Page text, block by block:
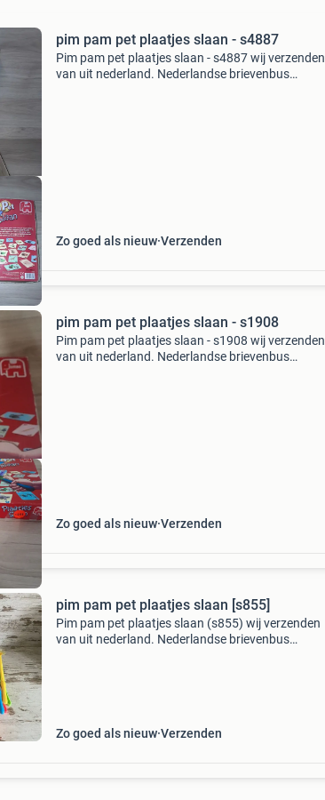
pim pam pet plaatjes slaan - s4887
Pim pam pet plaatjes slaan - s4887 wij verzenden
van uit nederland. Nederlandse brievenbus
Zo goed als nieuw Verzenden
pim pam pet plaatjes slaan - s1908
Pim pam pet plaatjes slaan - s1908 wij verzenden
van uit nederland. Nederlandse brievenbus
Zo goed als nieuw Verzenden
pim pam pet plaatjes slaan [s855]
Pim pam pet plaatjes slaan (s855) wij verzenden
van uit nederland. Nederlandse brievenbus
Zo goed als nieuw Verzenden